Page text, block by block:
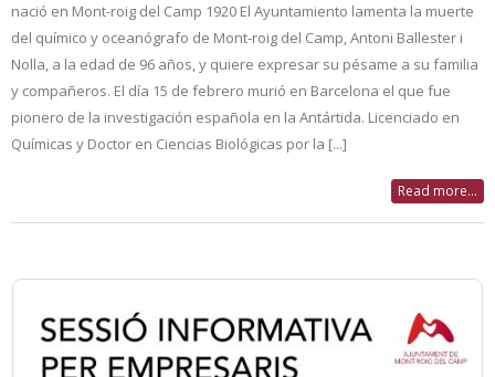
nació en Mont-roig del Camp 1920 El Ayuntamiento lamenta la muerte
del químico y oceanógrafo de Mont-roig del Camp, Antoni Ballester i
Nolla, a la edad de 96 años, y quiere expresar su pésame a su familia
y compañeros. El día 15 de febrero murió en Barcelona el que fue
pionero de la investigación española en la Antártida. Licenciado en
Químicas y Doctor en Ciencias Biológicas por la [...]
Read more...